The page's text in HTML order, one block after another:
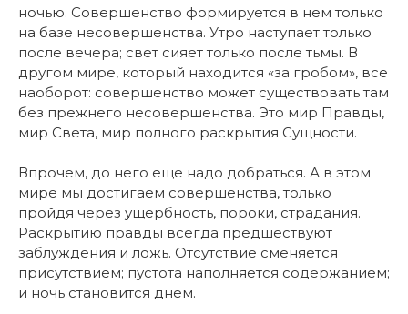
ночью. Совершенство формируется в нем только
на базе несовершенства. Утро наступает только
после вечера; свет сияет только после тьмы. В
другом мире, который находится «за гробом», все
наоборот: совершенство может существовать там
без прежнего несовершенства. Это мир Правды,
мир Света, мир полного раскрытия Сущности.
Впрочем, до него еще надо добраться. А в этом
мире мы достигаем совершенства, только
пройдя через ущербность, пороки, страдания.
Раскрытию правды всегда предшествуют
заблуждения и ложь. Отсутствие сменяется
присутствием; пустота наполняется содержанием;
и ночь становится днем.